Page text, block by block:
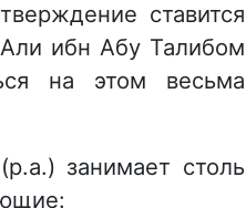
ставится
ибн Абу Талибом
на этом весьма
занимает столь